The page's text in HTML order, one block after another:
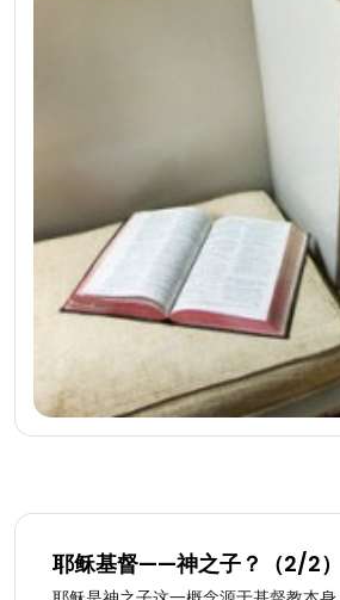
耶稣基督——神之子？（2/2
是“仆人”？